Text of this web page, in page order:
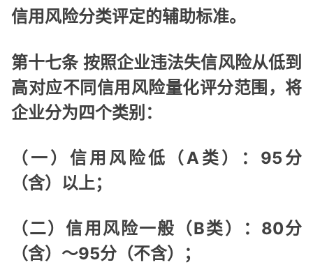
信用风险分类评定的辅助标准。
第十七条 按照企业违法失信风险从低到
高对应不同信用风险量化评分范围，将
企业分为四个类别：
（一）信用风险低（A类）：95分
（含）以上；
（二）信用风险一般（B类）：80分
（含）～95分（不含）；